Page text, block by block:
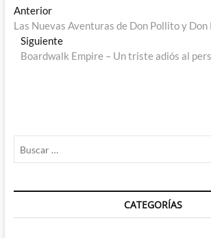
Navegación
de
entradas
AnteriorEntrada
anterior:
Las Nuevas Aventuras de Don Pollito y
SiguienteEntrada
siguiente:
Boardwalk Empire – Un triste adiós al
CATEGORÍAS